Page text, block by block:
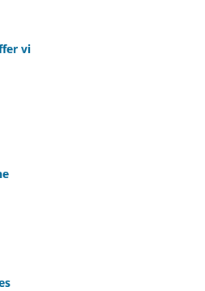
vi